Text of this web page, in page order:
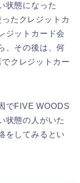
状態になった
たクレジットカ
ジットカード会
、その後は、何
クレジットカー
でFIVE WOODS
状態の人がいた
をしてみるとい